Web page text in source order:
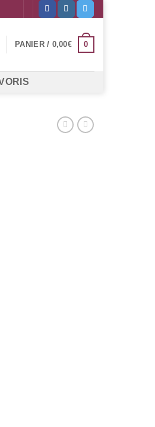
PANIER / 0,00€ 0